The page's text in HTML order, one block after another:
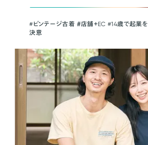
#ビンテージ古着 ＃店舗＋EC #14歳で起業を
決意